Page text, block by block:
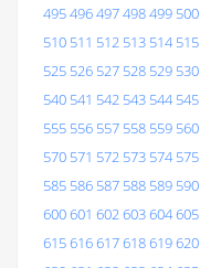
495496497498499 500
510 511 512 513 514 515
525 526 527 528 529 530
540 541 542 543 544 545
555 556 557 558 559 560
570 571 572 573 574 575
585 586 587 588 589 590
600601 602603604605
615616617618619620